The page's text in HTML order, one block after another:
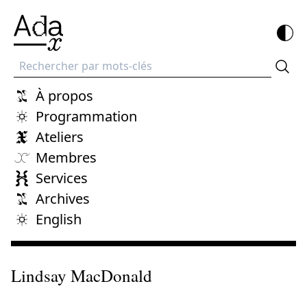
Recherche
À propos
Programmation
Ateliers
Membres
Services
Archives
English
Lindsay MacDonald